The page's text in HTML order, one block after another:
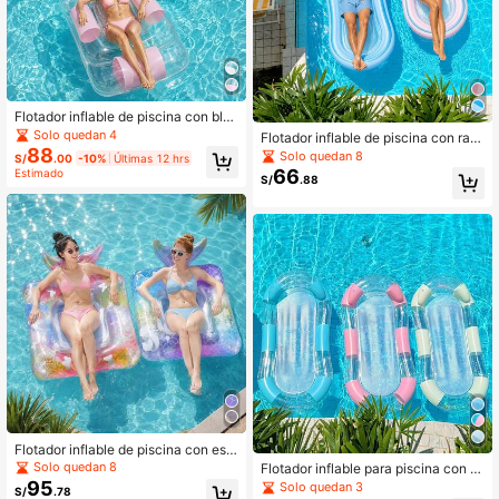
Flotador inflable de piscina con blo
ques de color crema y blanco, malla
transparente con purpurina y asas
Solo quedan 4
S/88.00 -10% Últimas 12 hrs
Estimado
Flotador inflable de piscina con est
ampado de escamas de pez degrad
ado, cola de sirena, malla, equipo a
Solo quedan 8
S/95.78
Flotador inflable de piscina con ray
as degradadas rosa y blanco de mal
la para vacaciones y descanso en e
l agua
Solo quedan 8
S/66.88
Flotador inflable para piscina con bl
oques de color crema, malla transp
Solo quedan 3